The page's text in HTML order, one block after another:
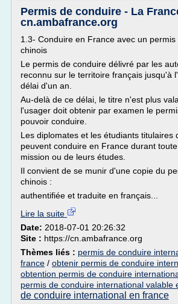
Permis de conduire - La
cn.ambafrance.org
1.3- Conduire en France avec un
chinois
Le permis de conduire délivré par les
reconnu sur le territoire français jusqu'à
délai d'un an.
Au-delà de ce délai, le titre n'est plus
l'usager doit obtenir par examen le
pouvoir conduire.
Les diplomates et les étudiants titulaires
peuvent conduire en France durant
mission ou de leurs études.
Il convient de se munir d'une copie du
chinois :
authentifiée et traduite en français...
Lire la suite
Date: 2018-07-01 20:26:32
Site : https://cn.ambafrance.org
Thèmes liés : permis de conduire
france / obtenir permis de conduire
obtention permis de conduire
permis de conduire international valable
de conduire international en france